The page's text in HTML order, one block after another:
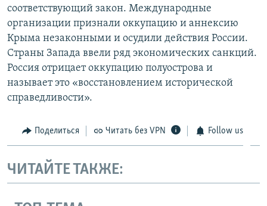
соответствующий закон. Международные
организации признали оккупацию и аннексию
Крыма незаконными и осудили действия России.
Страны Запада ввели ряд экономических санкций.
Россия отрицает оккупацию полуострова и
называет это «восстановлением исторической
справедливости».
Поделиться Читать без VPN Follow us
ЧИТАЙТЕ ТАКЖЕ: